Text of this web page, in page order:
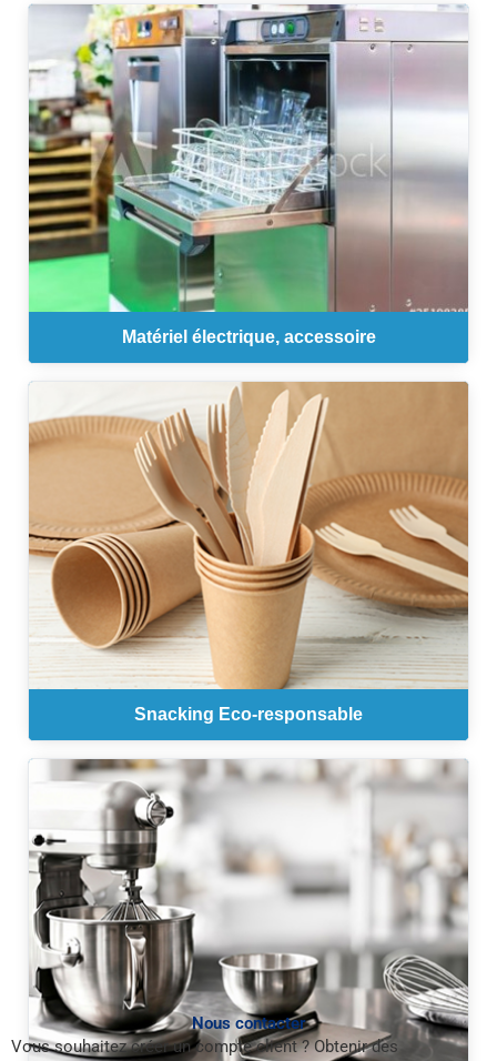
Matériel électrique, accessoire
Snacking Eco-responsable
Nous contacter
Vous souhaitez créer un compte client ? Obtenir des